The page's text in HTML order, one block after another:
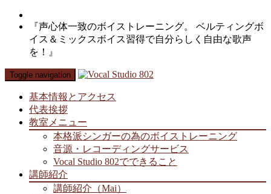
『声心体一致のボイストレーニング。 ベルティングボ
イス＆ミックスボイス習得で自分らしく自由な歌声
を！』
Toggle navigation
基本情報とアクセス
代表挨拶
教室メニュー
本格派シンガーの為のボイストレーニング
音源・レコーディングサービス
Vocal Studio 802でできること
講師紹介
講師紹介（Mai）